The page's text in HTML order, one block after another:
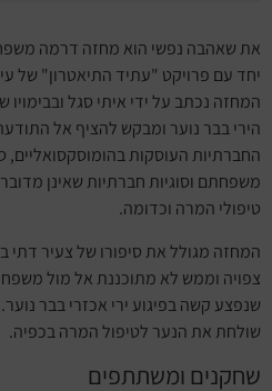
את שאהבה נפשי הוא מחזה דרמה
יחד עם פרויקט "עתיד התיאטרון" של
המחזה נכתב על ידי איתי סגל
הירי בבר נוער ומבקש להציף אל
החברתיות העוסקות בהומוסקסואליים,
משפחתם וסוגיות חברתיות שאינן
טיפולי המרה וכדומה.
צפויה וממש לא מתוכננת אל מול
שנפצע קשה בפיגוע ירי אכזרי בבר
שולחת את הנער לטיפול המרה בכפיה.
שחקנים ומשתתפים